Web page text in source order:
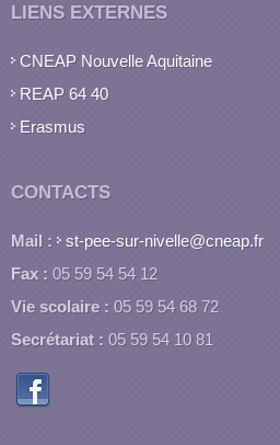
LIENS EXTERNES
CNEAP Nouvelle Aquitaine
REAP 64 40
Erasmus
CONTACTS
Mail :
st-pee-sur-nivelle@cneap.fr
Fax : 05 59 54 54 12
Vie scolaire : 05 59 54 68 72
Secrétariat : 05 59 54 10 81